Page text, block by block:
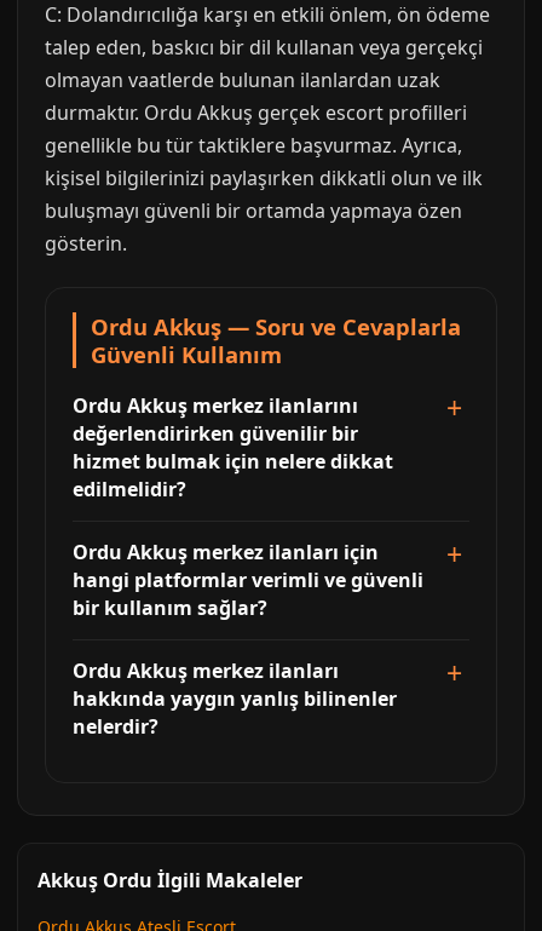
C: Dolandırıcılığa karşı en etkili önlem, ön ödeme
talep eden, baskıcı bir dil kullanan veya gerçekçi
olmayan vaatlerde bulunan ilanlardan uzak
durmaktır. Ordu Akkuş gerçek escort profilleri
genellikle bu tür taktiklere başvurmaz. Ayrıca,
kişisel bilgilerinizi paylaşırken dikkatli olun ve ilk
buluşmayı güvenli bir ortamda yapmaya özen
gösterin.
Ordu Akkuş — Soru ve Cevaplarla
Güvenli Kullanım
Ordu Akkuş merkez ilanlarını
değerlendirirken güvenilir bir
hizmet bulmak için nelere dikkat
edilmelidir?
Ordu Akkuş merkez ilanları için
hangi platformlar verimli ve güvenli
bir kullanım sağlar?
Ordu Akkuş merkez ilanları
hakkında yaygın yanlış bilinenler
nelerdir?
Akkuş Ordu İlgili Makaleler